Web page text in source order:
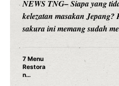
NEWS TNG– Siapa
hiburan, Nunung Srimulat
merambah dunia kuliner
Nunung Srimulat &
Rahasia Mami Bikin